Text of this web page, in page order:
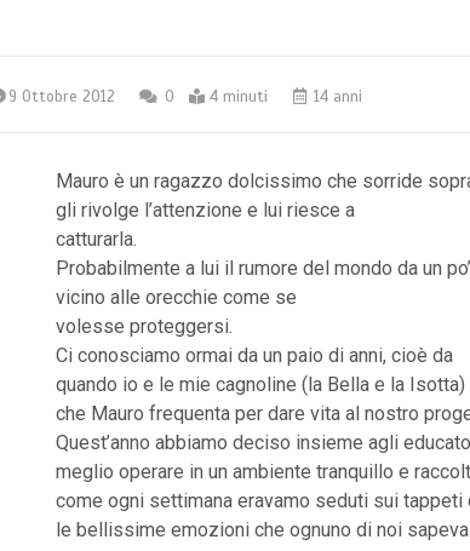
9 Ottobre 2012 0 4 minuti 14 anni
Mauro è un ragazzo dolcissimo che sorride
gli rivolge l’attenzione e lui riesce a
catturarla.
Probabilmente a lui il rumore del mondo da un
vicino alle orecchie come se
volesse proteggersi.
Ci conosciamo ormai da un paio di anni, cioè da
quando io e le mie cagnoline (la Bella e la
che Mauro frequenta per dare vita al nostro
Quest’anno abbiamo deciso insieme agli
meglio operare in un ambiente tranquillo e
come ogni settimana eravamo seduti sui
le bellissime emozioni che ognuno di noi